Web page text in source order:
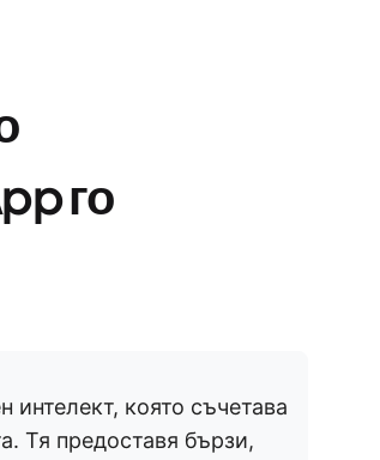
го
интелект, която съчетава
Тя предоставя бързи,